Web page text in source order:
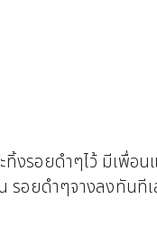
งรอยดำๆไว้ มีเพื่อ
อยดำๆจางลงทัน